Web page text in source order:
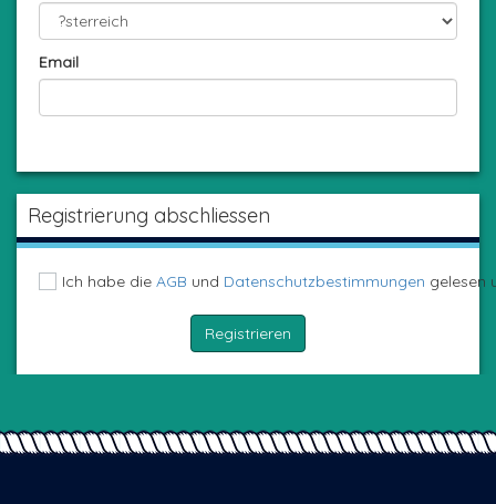
Email
Registrierung abschliessen
Ich habe die AGB und Datenschutzbestimmungen gelesen
Registrieren